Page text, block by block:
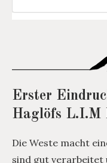
Erster
Haglöfs L.I.M
Die Weste macht
sind gut verarbeitet